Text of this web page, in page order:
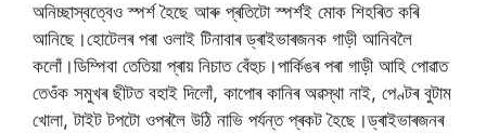
অনিচ্ছাস্বত্বেও স্পৰ্শ হৈছে আৰু প্ৰতিটো স্পৰ্শই মোক শিহৰিত কৰি
আনিছে।হোটেলৰ পৰা ওলাই টিনাবাৰ ড্ৰাইভাৰজনক গাড়ী আনিবলৈ
কলোঁ।ডিম্পিবা তেতিয়া প্ৰায় নিচাত বেঁহুচ।পাৰ্কিঙৰ পৰা গাড়ী আহি পোৱাত
তেওঁক সমুখৰ ছীটত বহাই দিলোঁ, কাপোৰ কানিৰ অৱস্থা নাই, পেণ্টৰ বুটাম
খোলা, টাইট টপটো ওপৰলৈ উঠি নাভি পৰ্যন্ত প্ৰকট হৈছে।ড্ৰাইভাৰজনৰ